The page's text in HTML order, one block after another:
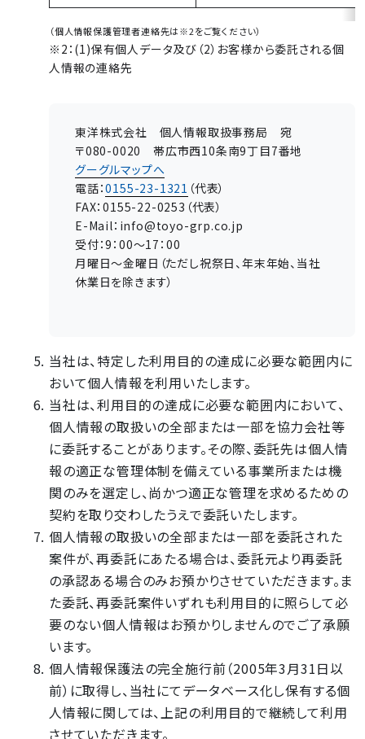
（個人情報保護管理者連絡先は※2をご覧ください）
※2：(1)保有個人データ及び（2）お客様から委託される個
人情報の連絡先
東洋株式会社 個人情報取扱事務局 宛
〒080-0020 帯広市西10条南9丁目7番地
グーグルマップへ
電話：0155-23-1321 （代表）
FAX：0155-22-0253（代表）
E-Mail：info@toyo-grp.co.jp
受付：9：00～17：00
月曜日～金曜日（ただし祝祭日、年末年始、当社
休業日を除きます）
当社は、特定した利用目的の達成に必要な範囲内に
おいて個人情報を利用いたします。
当社は、利用目的の達成に必要な範囲内において、
個人情報の取扱いの全部または一部を協力会社等
に委託することがあります。その際、委託先は個人情
報の適正な管理体制を備えている事業所または機
関のみを選定し、尚かつ適正な管理を求めるための
契約を取り交わしたうえで委託いたします。
個人情報の取扱いの全部または一部を委託された
案件が、再委託にあたる場合は、委託元より再委託
の承認ある場合のみお預かりさせていただきます。ま
た委託、再委託案件いずれも利用目的に照らして必
要のない個人情報はお預かりしませんのでご了承願
います。
個人情報保護法の完全施行前（2005年3月31日以
前）に取得し、当社にてデータベース化し保有する個
人情報に関しては、上記の利用目的で継続して利用
させていただきます。